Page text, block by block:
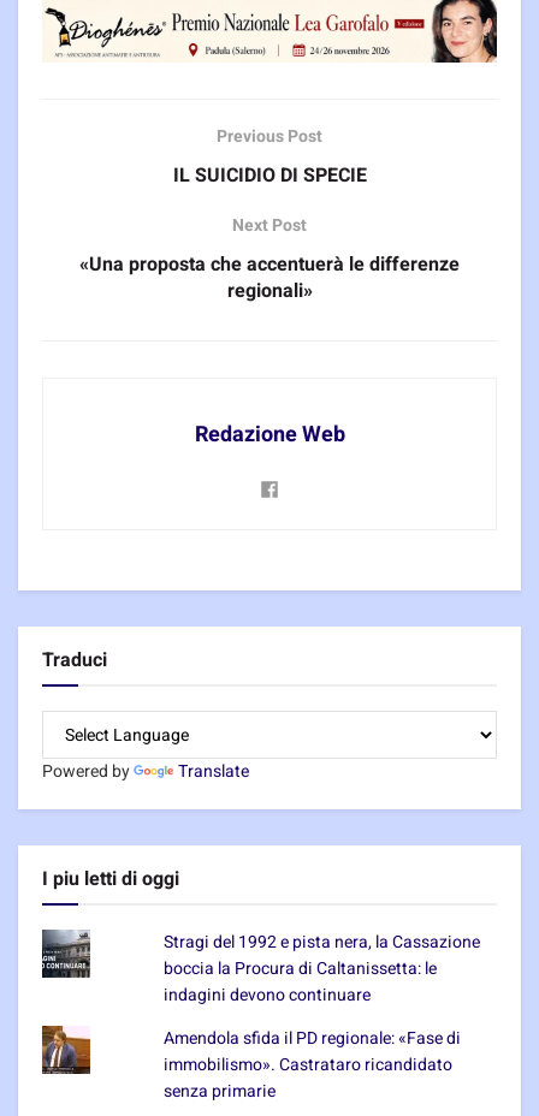
Previous Post
IL SUICIDIO DI SPECIE
Next Post
«Una proposta che accentuerà le differenze
regionali»
Redazione Web
Traduci
Powered by Translate
I piu letti di oggi
Stragi del 1992 e pista nera, la Cassazione
boccia la Procura di Caltanissetta: le
indagini devono continuare
Amendola sfida il PD regionale: «Fase di
immobilismo». Castrataro ricandidato
senza primarie